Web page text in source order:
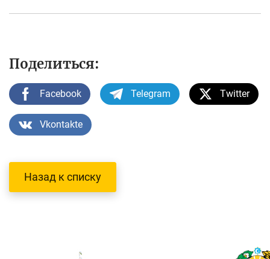
Поделиться:
Facebook Telegram Twitter
Vkontakte
Назад к списку